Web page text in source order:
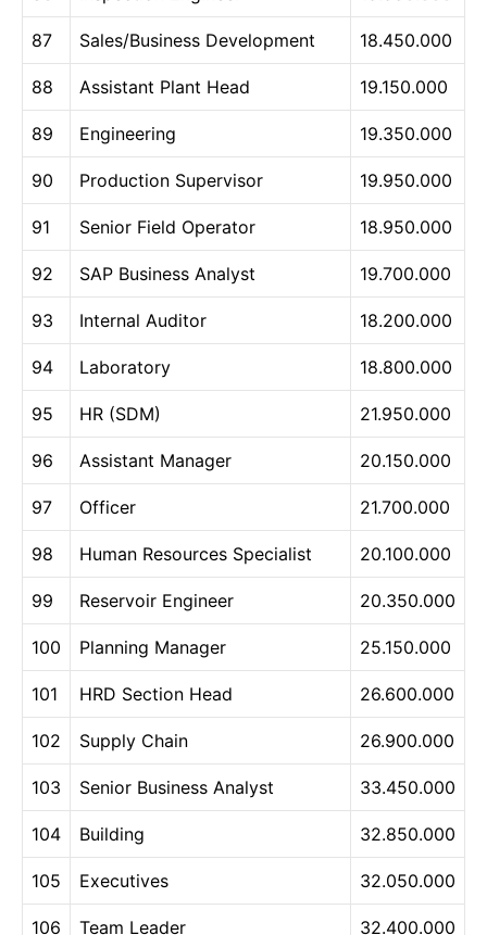
87 Sales/Business Development 18.450.000
88 Assistant Plant Head 19.150.000
89 Engineering 19.350.000
90 Production Supervisor 19.950.000
91 Senior Field Operator 18.950.000
92 SAP Business Analyst 19.700.000
93 Internal Auditor 18.200.000
94 Laboratory 18.800.000
95 HR (SDM) 21.950.000
96 Assistant Manager 20.150.000
97 Officer 21.700.000
98 Human Resources Specialist 20.100.000
99 Reservoir Engineer 20.350.000
100 Planning Manager 25.150.000
101 HRD Section Head 26.600.000
102 Supply Chain 26.900.000
103 Senior Business Analyst 33.450.000
104 Building 32.850.000
105 Executives 32.050.000
106 Team Leader 32.400.000